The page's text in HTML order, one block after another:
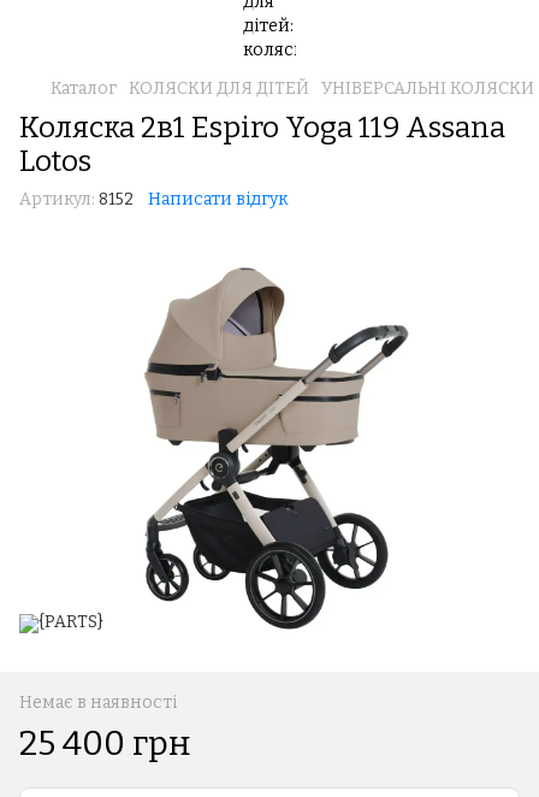
Каталог КОЛЯСКИ ДЛЯ ДІТЕЙ УНІВЕРСАЛЬНІ КОЛЯСКИ
Коляска 2в1 Espiro Yoga 119 Assana
Lotos
Артикул: 8152 Написати відгук
Немає в наявності
25 400 грн